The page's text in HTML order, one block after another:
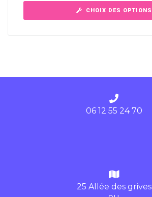
CHOIX DES OPTIONS
06 12 55 24 70
25 Allée des grives